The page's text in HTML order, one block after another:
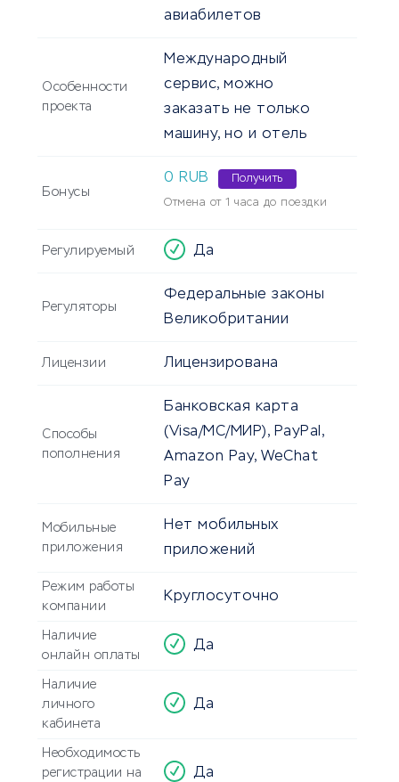
авиабилетов
Особенности
проекта
Международный
сервис, можно
заказать не только
машину, но и отель
Бонусы
0 RUB Получить
Отмена от 1 часа до поездки
Регулируемый Да
Регуляторы
Федеральные законы
Великобритании
Лицензии Лицензирована
Способы
пополнения
Банковская карта
(Visa/MC/МИР), PayPal,
Amazon Pay, WeChat
Pay
Мобильные
приложения
Нет мобильных
приложений
Режим работы
компании
Круглосуточно
Наличие
онлайн оплаты
Да
Наличие
личного
кабинета
Да
Необходимость
регистрации на
Да